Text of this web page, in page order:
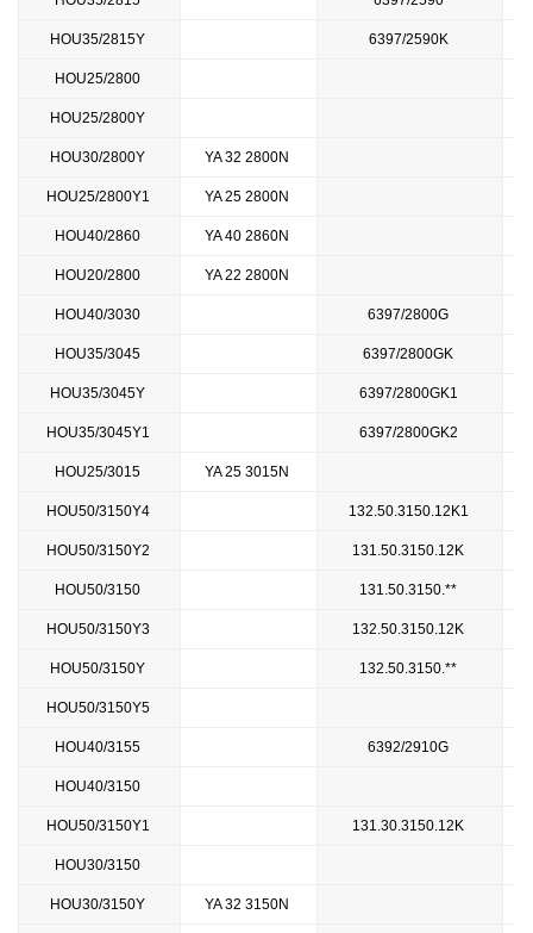
HOU35/2815Y 6397/2590K
HOU25/2800
HOU25/2800Y
HOU30/2800Y YA 32 2800N
HOU25/2800Y1 YA 25 2800N
HOU40/2860 YA 40 2860N
HOU20/2800 YA 22 2800N
HOU40/3030 6397/2800G
HOU35/3045 6397/2800GK
HOU35/3045Y 6397/2800GK1
HOU35/3045Y1 6397/2800GK2
HOU25/3015 YA 25 3015N
HOU50/3150Y4 132.50.3150.12K1
HOU50/3150Y2 131.50.3150.12K
HOU50/3150 131.50.3150.**
HOU50/3150Y3 132.50.3150.12K
HOU50/3150Y 132.50.3150.**
HOU50/3150Y5
HOU40/3155 6392/2910G
HOU40/3150
HOU50/3150Y1 131.30.3150.12K
HOU30/3150
HOU30/3150Y YA 32 3150N